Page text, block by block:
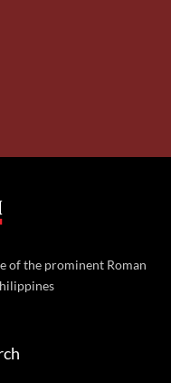
of the prominent Roman